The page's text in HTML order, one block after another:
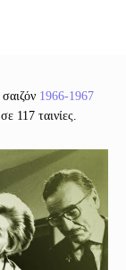
1966-1967
117 ταινίες.